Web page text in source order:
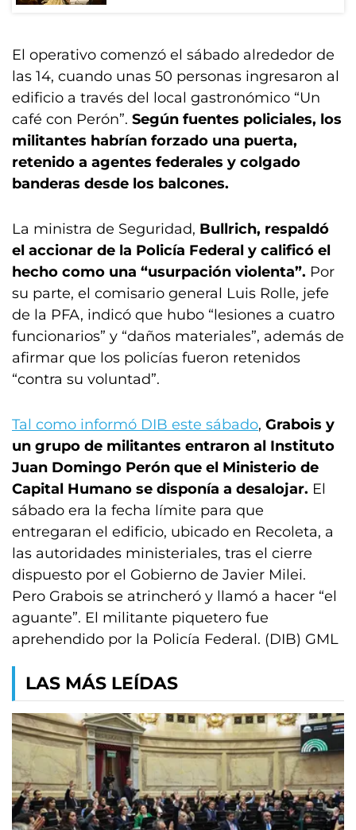
El operativo comenzó el sábado alrededor de
las 14, cuando unas 50 personas ingresaron al
edificio a través del local gastronómico “Un
café con Perón”. Según fuentes policiales, los
militantes habrían forzado una puerta,
retenido a agentes federales y colgado
banderas desde los balcones.
La ministra de Seguridad, Bullrich, respaldó
el accionar de la Policía Federal y calificó el
hecho como una “usurpación violenta”. Por
su parte, el comisario general Luis Rolle, jefe
de la PFA, indicó que hubo “lesiones a cuatro
funcionarios” y “daños materiales”, además de
afirmar que los policías fueron retenidos
“contra su voluntad”.
Tal como informó DIB este sábado, Grabois y
un grupo de militantes entraron al Instituto
Juan Domingo Perón que el Ministerio de
Capital Humano se disponía a desalojar. El
sábado era la fecha límite para que
entregaran el edificio, ubicado en Recoleta, a
las autoridades ministeriales, tras el cierre
dispuesto por el Gobierno de Javier Milei.
Pero Grabois se atrincheró y llamó a hacer “el
aguante”. El militante piquetero fue
aprehendido por la Policía Federal. (DIB) GML
LAS MÁS LEÍDAS